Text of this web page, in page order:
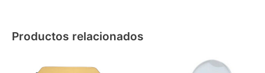
Productos relacionados
producto